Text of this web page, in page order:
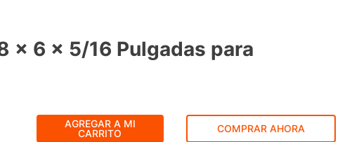
x 6 x 5/16 Pulgadas para
AGREGAR A MI
CARRITO
COMPRAR AHORA